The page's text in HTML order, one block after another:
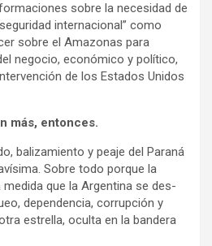
sobre la nece­si­dad de
inter­na­cio­nal” como
sobre el Ama­zo­nas para
nego­cio, eco­nó­mico y polí­tico,
de los Esta­dos Uni­dos
más, enton­ces.
bali­za­miento y peaje del Paraná
Sobre todo por­que la
medida que la Argen­tina se des­
depen­den­cia, corrup­ción y
estre­lla, oculta en la ban­dera